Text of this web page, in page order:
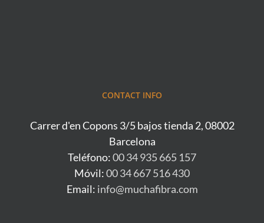
CONTACT INFO
Carrer d'en Copons 3/5 bajos tienda 2, 08002
Barcelona
Teléfono:00 34 935 665 157
Móvil:00 34 667 516 430
Email: info@muchafibra.com